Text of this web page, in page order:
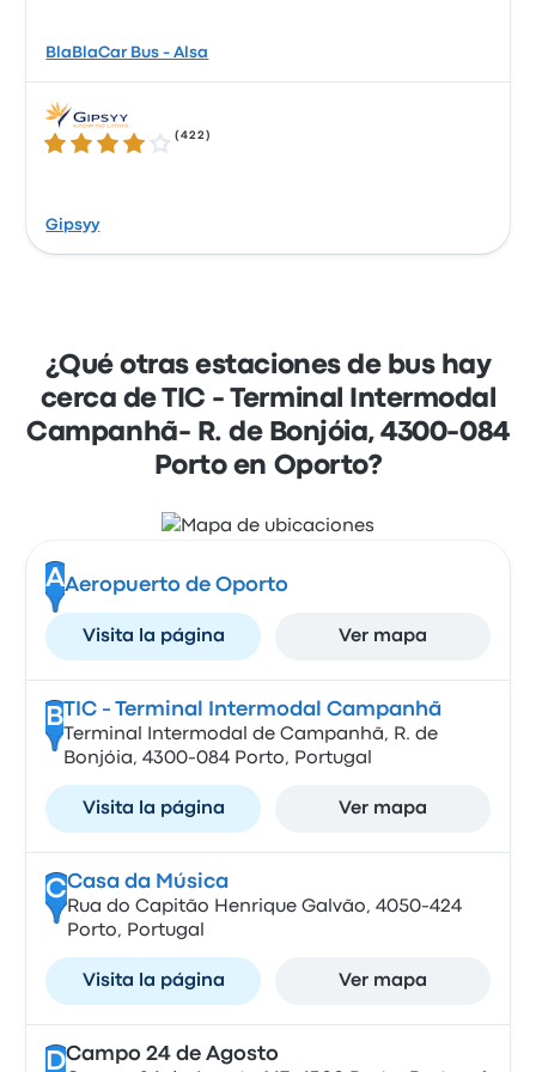
BlaBlaCar Bus - Alsa
4.1 de 5 estrellas
(422 )
Gipsyy
¿Qué otras estaciones de bus hay
cerca de TIC - Terminal Intermodal
Campanhã- R. de Bonjóia, 4300-084
Porto en Oporto?
AAeropuerto de Oporto
Visita la página Ver mapa
B TIC - Terminal Intermodal Campanhã
Terminal Intermodal de Campanhã, R. de
Bonjóia, 4300-084 Porto, Portugal
Visita la página Ver mapa
CCasa da Música
Rua do Capitão Henrique Galvão, 4050-424
Porto, Portugal
Visita la página Ver mapa
DCampo 24 de Agosto